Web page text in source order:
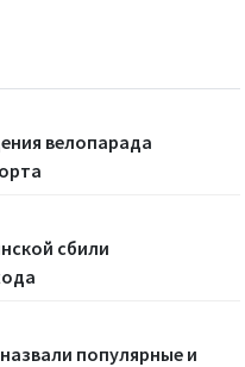
велопарада
сбили
популярные и